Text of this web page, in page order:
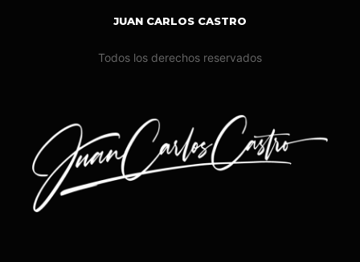
JUAN CARLOS CASTRO
Todos los derechos reservados